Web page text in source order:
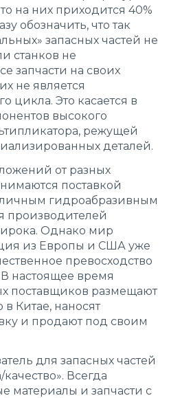
на них приходится 40%
обозначить, что так
запасных частей не
станков не
запчасти на своих
не является
цикла. Это касается в
высокого
режущей
деталей.
от разных
поставкой
гидроабразивным
производителей
Однако мир
из Европы и США уже
превосходство
настоящее время
поставщиков размещают
в Китае, наносят
и продают под своим
для запасных частей
Всегда
материалы и запчасти с